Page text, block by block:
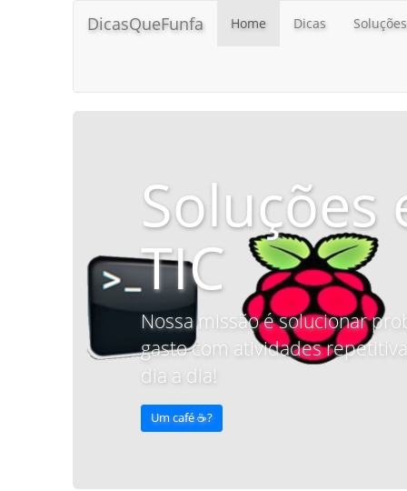
DicasQueFunfa Home Dicas Soluções
Soluções
TIC
Nossa missão é solucionar
gasto com atividades
dia a dia!
Um café ☕️?